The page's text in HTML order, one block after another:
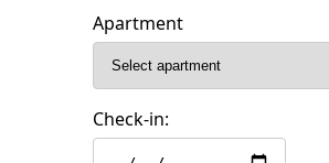
Apartment
Check-in: